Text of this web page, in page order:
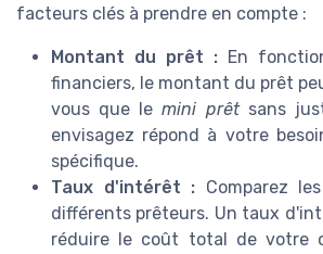
facteurs clés à prendre en compte :
Montant du prêt : En
financiers, le montant du prêt
vous que lemini prêtsans
envisagez répond à votre
spécifique.
Taux d'intérêt : Comparez les
différents prêteurs. Un taux
réduire le coût total de votre